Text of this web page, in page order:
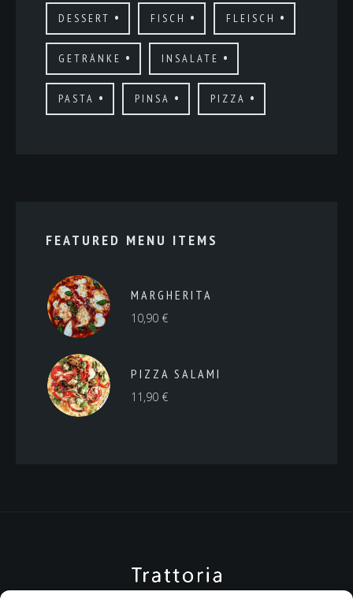
DESSERT FISCH FLEISCH
GETRÄNKE INSALATE
PASTA PINSA PIZZA
FEATURED MENU ITEMS
MARGHERITA
10,90 €
PIZZA SALAMI
11,90 €